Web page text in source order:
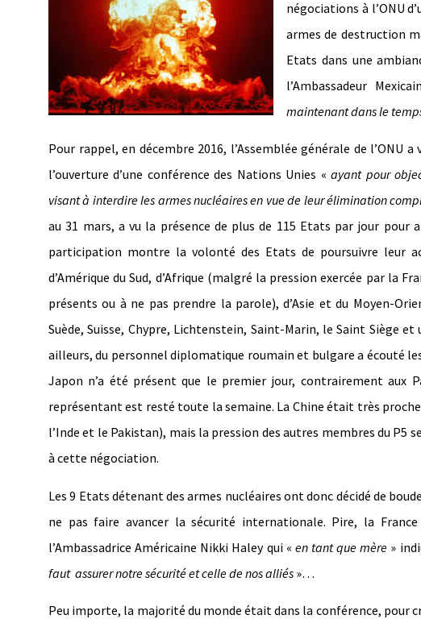
négociations à l’ONU
armes de destruction
Etats dans une
l’Ambassadeur
maintenant dans le
Pour rappel, en décembre 2016, l’Assemblée générale de
l’ouverture d’une conférence des Nations Unies « ayant pour
visant à interdire les armes nucléaires en vue de leur élimination
au 31 mars, a vu la présence de plus de 115 Etats par jour
participation montre la volonté des Etats de poursuivre leur
d’Amérique du Sud, d’Afrique (malgré la pression exercée par la
présents ou à ne pas prendre la parole), d’Asie et du Moyen-
Suède, Suisse, Chypre, Lichtenstein, Saint-Marin, le Saint Siège
ailleurs, du personnel diplomatique roumain et bulgare a écouté
Japon n’a été présent que le premier jour, contrairement aux
représentant est resté toute la semaine. La Chine était très
l’Inde et le Pakistan), mais la pression des autres membres du
à cette négociation.
Les 9 Etats détenant des armes nucléaires ont donc décidé de
ne pas faire avancer la sécurité internationale. Pire, la
l’Ambassadrice Américaine Nikki Haley qui « en tant que mère »
faut assurer notre sécurité et celle de nos alliés »…
Peu importe, la majorité du monde était dans la conférence, pour